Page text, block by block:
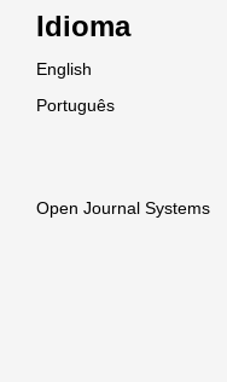
Idioma
English
Português
Open Journal Systems